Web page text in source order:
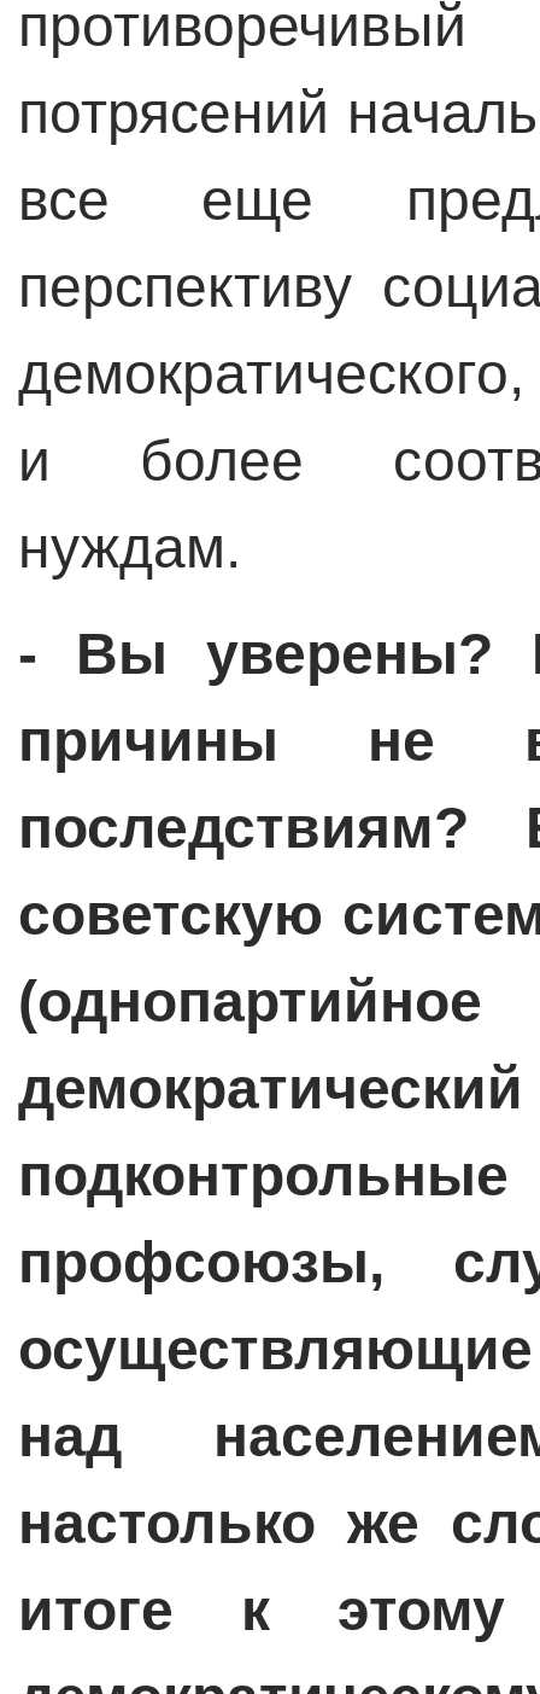
потрясений
все еще
перспективу
и более
нуждам.
- Вы уверены?
причины не
советскую
профсоюзы,
над
настолько же
итоге к этому